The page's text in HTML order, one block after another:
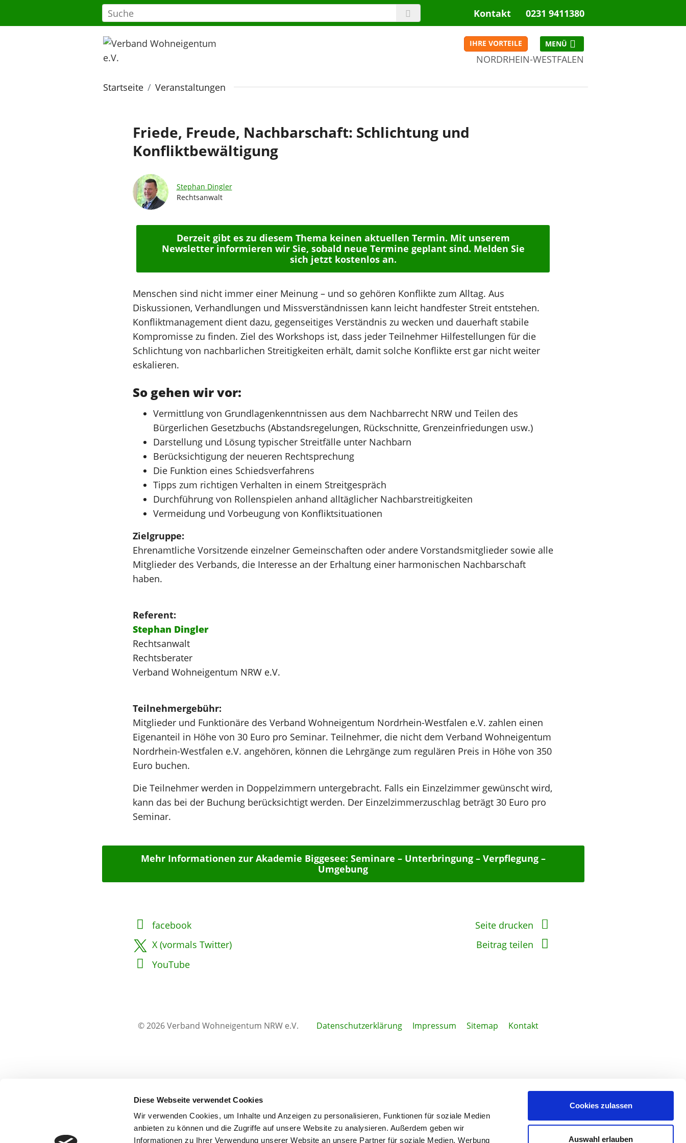
Diese Webseite verwendet Cookies
Wir verwenden Cookies, um Inhalte und Anzeigen zu personalisieren, Funktionen für soziale Medien
anbieten zu können und die Zugriffe auf unsere Website zu analysieren. Außerdem geben wir
Informationen zu Ihrer Verwendung unserer Website an unsere Partner für soziale Medien, Werbung
Cookies zulassen
Auswahl erlauben
Kontakt 0231 9411380
IHRE VORTEILE
NORDRHEIN-WESTFALEN
Startseite Veranstaltungen
Friede, Freude, Nachbarschaft: Schlichtung und
Konfliktbewältigung
Stephan Dingler
Rechtsanwalt
Derzeit gibt es zu diesem Thema keinen aktuellen Termin. Mit unserem
Newsletter informieren wir Sie, sobald neue Termine geplant sind. Melden Sie
sich jetzt kostenlos an.
Menschen sind nicht immer einer Meinung – und so gehören Konflikte zum Alltag. Aus
Diskussionen, Verhandlungen und Missverständnissen kann leicht handfester Streit entstehen.
Konfliktmanagement dient dazu, gegenseitiges Verständnis zu wecken und dauerhaft stabile
Kompromisse zu finden. Ziel des Workshops ist, dass jeder Teilnehmer Hilfestellungen für die
Schlichtung von nachbarlichen Streitigkeiten erhält, damit solche Konflikte erst gar nicht weiter
eskalieren.
So gehen wir vor:
Vermittlung von Grundlagenkenntnissen aus dem Nachbarrecht NRW und Teilen des
Bürgerlichen Gesetzbuchs (Abstandsregelungen, Rückschnitte, Grenzeinfriedungen usw.)
Darstellung und Lösung typischer Streitfälle unter Nachbarn
Berücksichtigung der neueren Rechtsprechung
Die Funktion eines Schiedsverfahrens
Tipps zum richtigen Verhalten in einem Streitgespräch
Durchführung von Rollenspielen anhand alltäglicher Nachbarstreitigkeiten
Vermeidung und Vorbeugung von Konfliktsituationen
Zielgruppe:
Ehrenamtliche Vorsitzende einzelner Gemeinschaften oder andere Vorstandsmitglieder sowie alle
Mitglieder des Verbands, die Interesse an der Erhaltung einer harmonischen Nachbarschaft
haben.
Referent:
Stephan Dingler
Rechtsanwalt
Rechtsberater
Verband Wohneigentum NRW e.V.
Teilnehmergebühr:
Mitglieder und Funktionäre des Verband Wohneigentum Nordrhein-Westfalen e.V. zahlen einen
Eigenanteil in Höhe von 30 Euro pro Seminar. Teilnehmer, die nicht dem Verband Wohneigentum
Nordrhein-Westfalen e.V. angehören, können die Lehrgänge zum regulären Preis in Höhe von 350
Euro buchen.
Die Teilnehmer werden in Doppelzimmern untergebracht. Falls ein Einzelzimmer gewünscht wird,
kann das bei der Buchung berücksichtigt werden. Der Einzelzimmerzuschlag beträgt 30 Euro pro
Seminar.
Mehr Informationen zur Akademie Biggesee: Seminare – Unterbringung – Verpflegung –
Umgebung
facebook
X (vormals Twitter)
YouTube
Seite drucken
Beitrag teilen
© 2026 Verband Wohneigentum NRW e.V. Datenschutzerklärung Impressum Sitemap Kontakt